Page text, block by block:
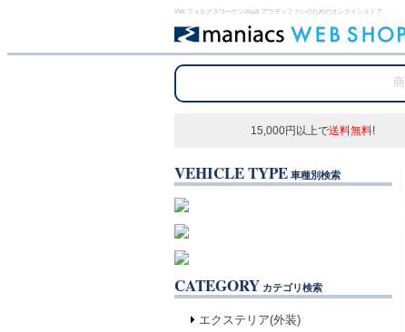
VW フォルクスワーゲン/Audi アウディファンのためのオンラインストア
15,000円以上で送料無料!
VEHICLE TYPE 車種別検索
CATEGORY カテゴリ検索
エクステリア(外装)